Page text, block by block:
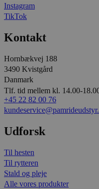
Instagram
TikTok
Kontakt
Hornbækvej 188
3490 Kvistgård
Danmark
Tlf. tid mellem kl. 14.00-
+45 22 82 00 76
Udforsk
Til hesten
Til rytteren
Stald og pleje
Alle vores produkter